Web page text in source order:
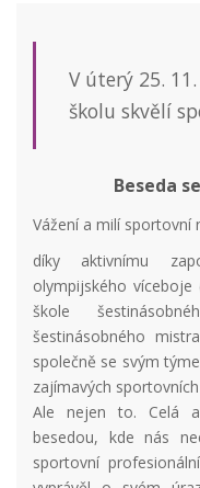
V úterý 25.
školu skvělí
Beseda
Vážení a milí sportovní
díky aktivnímu
olympijského
škole
šestinásobného
společně se svým
zajímavých
Ale nejen to. Celá
besedou, kde nás
sportovní